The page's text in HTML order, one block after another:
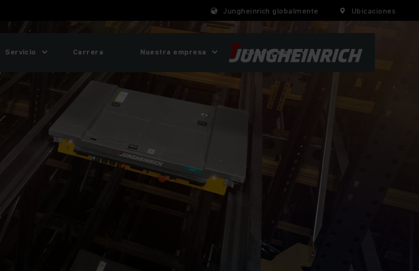
Jungheinrich globalmente Ubicaciones
Servicio Carrera Nuestra empresa ¡Compre aquí!